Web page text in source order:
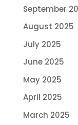
September
August 2025
July 2025
June 2025
May 2025
April 2025
March 2025